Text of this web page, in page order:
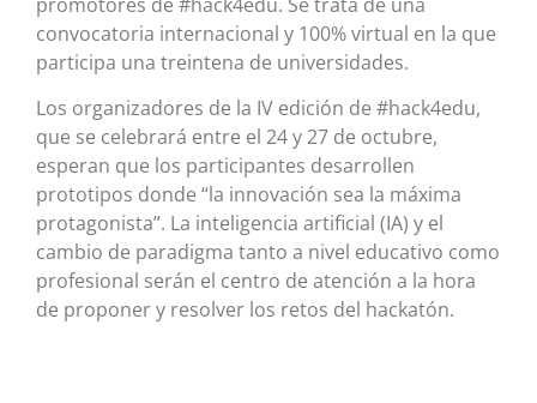
convocatoria internacional y 100% virtual en la que
participa una treintena de universidades.
Los organizadores de la IV edición de #hack4edu,
que se celebrará entre el 24 y 27 de octubre,
esperan que los participantes desarrollen
prototipos donde “la innovación sea la máxima
protagonista”. La inteligencia artificial (IA) y el
cambio de paradigma tanto a nivel educativo como
profesional serán el centro de atención a la hora
de proponer y resolver los retos del hackatón.